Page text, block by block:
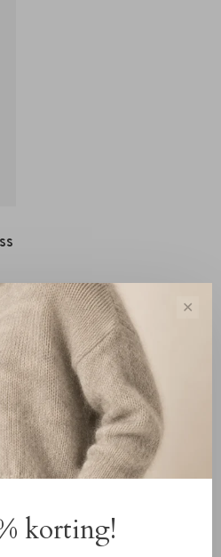
1 - 1 of 1
✕
korting!